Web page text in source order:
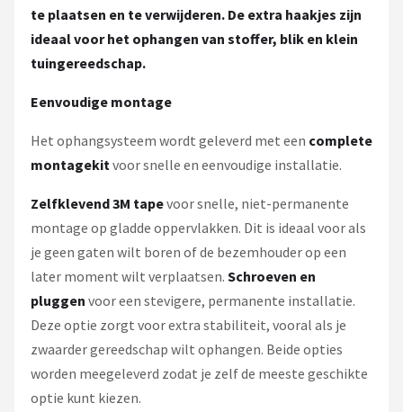
te plaatsen en te verwijderen. De extra haakjes zijn
ideaal voor het ophangen van stoffer, blik en klein
tuingereedschap.
Eenvoudige montage
Het ophangsysteem wordt geleverd met een complete
montagekitvoor snelle en eenvoudige installatie.
Zelfklevend 3M tapevoor snelle, niet-permanente
montage op gladde oppervlakken. Dit is ideaal voor als
je geen gaten wilt boren of de bezemhouder op een
later moment wilt verplaatsen. Schroeven en
pluggen voor een stevigere, permanente installatie.
Deze optie zorgt voor extra stabiliteit, vooral als je
zwaarder gereedschap wilt ophangen. Beide opties
worden meegeleverd zodat je zelf de meeste geschikte
optie kunt kiezen.